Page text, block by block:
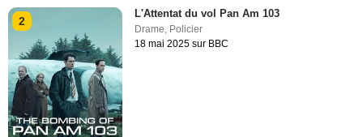
2
L'Attentat du vol Pan Am 103
Drame Policier
18 mai 2025 sur BBC